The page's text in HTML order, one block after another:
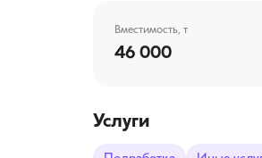
Вместимость, т
46 000
Услуги